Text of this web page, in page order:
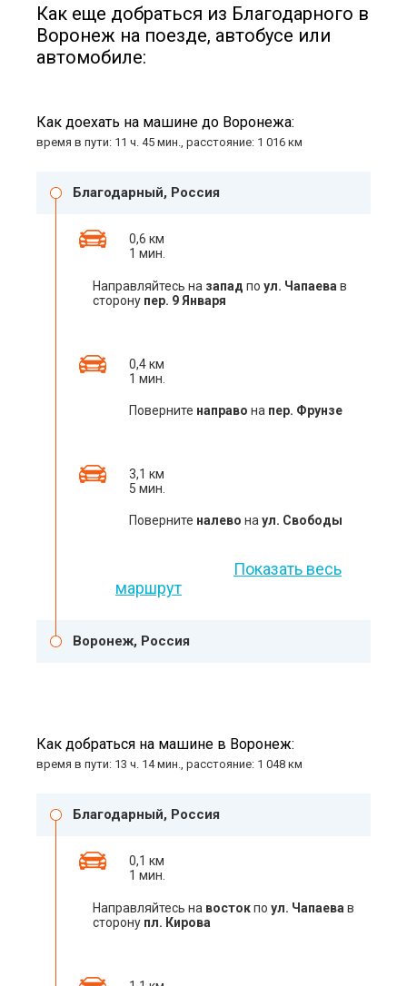
Как еще добраться из Благодарного в
Воронеж на поезде, автобусе или
автомобиле:
Как доехать на машине до Воронежа:
время в пути: 11 ч. 45 мин., расстояние: 1 016 км
Благодарный, Россия
0,6 км
1 мин.
Направляйтесь на запад по ул. Чапаева в
сторону пер. 9 Января
0,4 км
1 мин.
Поверните направо на пер. Фрунзе
3,1 км
5 мин.
Поверните налево на ул. Свободы
Показать весь
маршрут
Воронеж, Россия
Как добраться на машине в Воронеж:
время в пути: 13 ч. 14 мин., расстояние: 1 048 км
Благодарный, Россия
0,1 км
1 мин.
Направляйтесь на востокпо ул. Чапаева в
сторону пл. Кирова